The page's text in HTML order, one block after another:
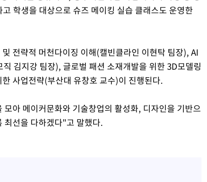
학생을 대상으로 슈즈 메이킹 실습 클래스도 운영한
전략적 머천다이징 이해(캘빈클라인 이현탁 팀장), AI
김지강 팀장), 글로벌 패션 소재개발을 위한 3D모델링
사업전략(부산대 유창호 교수)이 진행된다.
아 메이커문화와 기술창업의 활성화, 디자인을 기반으
최선을 다하겠다"고 말했다.